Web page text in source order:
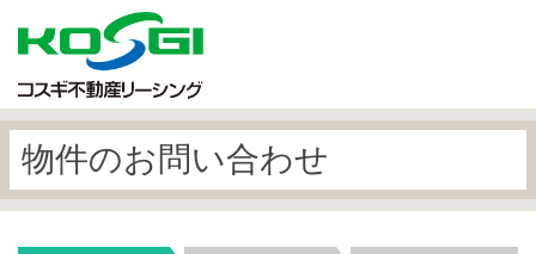
物件のお問い合わせ